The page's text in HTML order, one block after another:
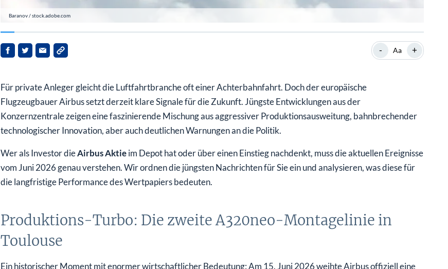
Aa +
Für private Anleger gleicht die Luftfahrtbranche oft einer Achterbahnfahrt. Doch der europäische
Flugzeugbauer Airbus setzt derzeit klare Signale für die Zukunft. Jüngste Entwicklungen aus der
Konzernzentrale zeigen eine faszinierende Mischung aus aggressiver Produktionsausweitung, bahnbrechender
technologischer Innovation, aber auch deutlichen Warnungen an die Politik.
Wer als Investor die Airbus Aktie im Depot hat oder über einen Einstieg nachdenkt, muss die aktuellen Ereignisse
vom Juni 2026 genau verstehen. Wir ordnen die jüngsten Nachrichten für Sie ein und analysieren, was diese für
die langfristige Performance des Wertpapiers bedeuten.
Produktions-Turbo: Die zweite A320neo-Montagelinie in
Toulouse
Ein historischer Moment mit enormer wirtschaftlicher Bedeutung: Am 15. Juni 2026 weihte Airbus offiziell eine